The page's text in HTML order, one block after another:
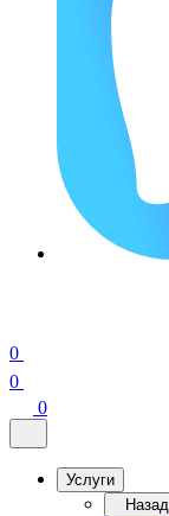
0
0
0
Услуги
Назад